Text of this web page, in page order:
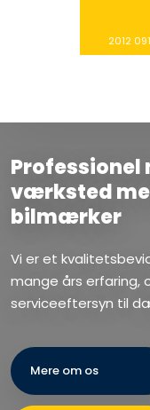
2012
Professionel
værksted
bilmærker
​Vi er et
mange års erfaring,
serviceeftersyn til
Mere om os